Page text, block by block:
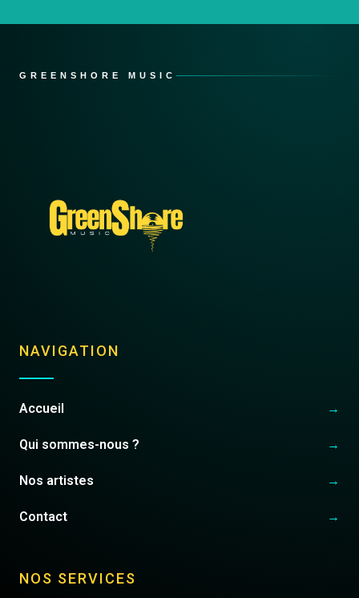
GREENSHORE MUSIC
NAVIGATION
Accueil →
Qui sommes-nous ? →
Nos artistes →
Contact →
NOS SERVICES